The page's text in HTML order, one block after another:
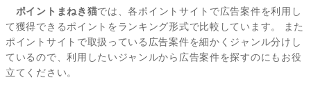
ポイントまねき猫では、各ポイントサイトで広告案件を利用し
て獲得できるポイントをランキング形式で比較しています。 また
ポイントサイトで取扱っている広告案件を細かくジャンル分けし
ているので、利用したいジャンルから広告案件を探すのにもお役
立てください。